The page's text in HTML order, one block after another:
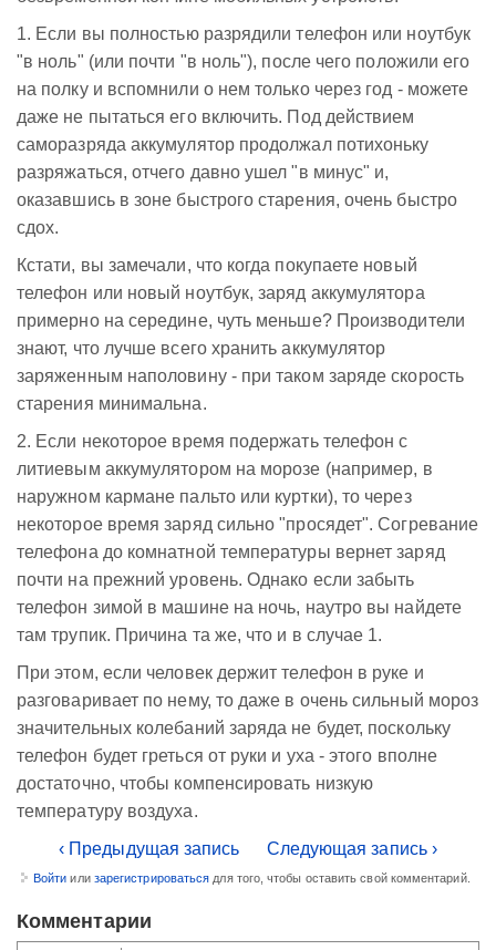
1. Если вы полностью разрядили телефон или ноутбук
"в ноль" (или почти "в ноль"), после чего положили его
на полку и вспомнили о нем только через год - можете
даже не пытаться его включить. Под действием
саморазряда аккумулятор продолжал потихоньку
разряжаться, отчего давно ушел "в минус" и,
оказавшись в зоне быстрого старения, очень быстро
сдох.
Кстати, вы замечали, что когда покупаете новый
телефон или новый ноутбук, заряд аккумулятора
примерно на середине, чуть меньше? Производители
знают, что лучше всего хранить аккумулятор
заряженным наполовину - при таком заряде скорость
старения минимальна.
2. Если некоторое время подержать телефон с
литиевым аккумулятором на морозе (например, в
наружном кармане пальто или куртки), то через
некоторое время заряд сильно "просядет". Согревание
телефона до комнатной температуры вернет заряд
почти на прежний уровень. Однако если забыть
телефон зимой в машине на ночь, наутро вы найдете
там трупик. Причина та же, что и в случае 1.
При этом, если человек держит телефон в руке и
разговаривает по нему, то даже в очень сильный мороз
значительных колебаний заряда не будет, поскольку
телефон будет греться от руки и уха - этого вполне
достаточно, чтобы компенсировать низкую
температуру воздуха.
‹ Предыдущая запись
Следующая запись ›
Войти или зарегистрироваться для того, чтобы оставить свой комментарий.
Комментарии